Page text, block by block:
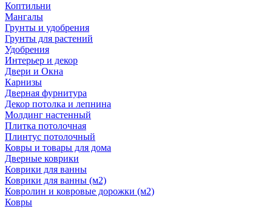
Коптильни
Мангалы
Грунты и удобрения
Грунты для растений
Удобрения
Интерьер и декор
Двери и Окна
Карнизы
Дверная фурнитура
Декор потолка и лепнина
Молдинг настенный
Плитка потолочная
Плинтус потолочный
Ковры и товары для дома
Дверные коврики
Коврики для ванны
Коврики для ванны (м2)
Ковролин и ковровые дорожки (м2)
Ковры